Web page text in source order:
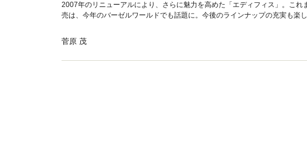
2007年のリニューアルにより、さらに魅力を高めた「エディフィス」。こ
売は、今年のバーゼルワールドでも話題に。今後のラインナップの充実も楽し
菅原 茂